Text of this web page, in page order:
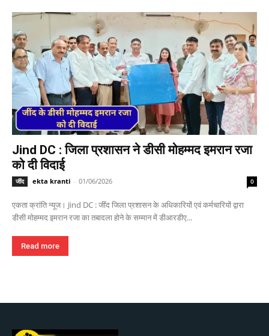
Jind DC : जिला प्रशासन ने डीसी मोहम्मद इमरान रजा
को दी विदाई
जींद ekta kranti - 01/06/2026 0
एकता क्रांति न्यूज। Jind DC : जींद जिला प्रशासन के अधिकारियों एवं कर्मचारियों द्वारा
डीसी मोहम्मद इमरान रजा का तबादला होने के सम्मान में डीआरडीए...
Read more